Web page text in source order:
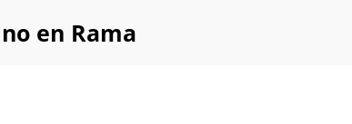
ansjoser, lette asiatiske serveringer, spanske
ved 6-10°C
en Rama